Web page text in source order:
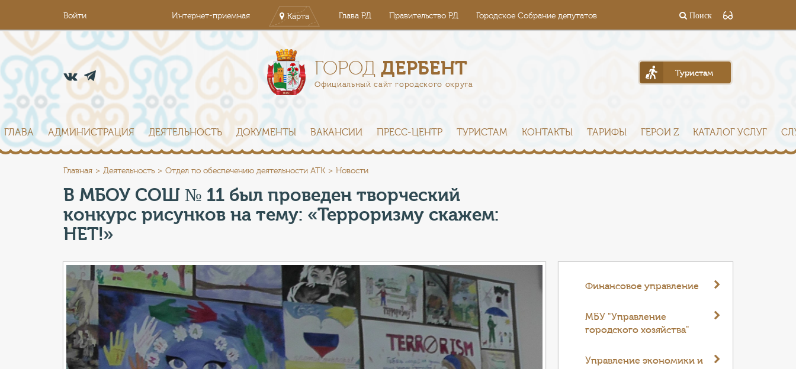
Войти Интернет-приемная Карта Глава РД Правительство РД Городское Собрание депутатов Поиск
ГОРОДДЕРБЕНТ
Официальный сайт городского округа
Туристам
ГЛАВА АДМИНИСТРАЦИЯ ДЕЯТЕЛЬНОСТЬ ДОКУМЕНТЫ ВАКАНСИИ ПРЕСС-ЦЕНТР ТУРИСТАМ КОНТАКТЫ ТАРИФЫ ГЕРОИ Z КАТАЛОГ УСЛУГ
Главная Деятельность Отдел по обеспечению деятельности АТК Новости
В МБОУ СОШ № 11 был проведен творческий
конкурс рисунков на тему: «Терроризму скажем:
НЕТ!»
Финансовое управление
МБУ "Управление
городского хозяйства"
Управление экономики и